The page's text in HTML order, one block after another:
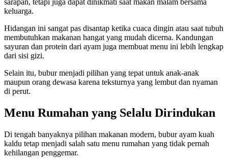
sarapan, tetapi juga dapat dinikmati saat makan malam bersama
keluarga.
Hidangan ini sangat pas disantap ketika cuaca dingin atau saat tubuh
membutuhkan makanan hangat yang mudah dicerna. Kandungan
sayuran dan protein dari ayam juga membuat menu ini lebih lengkap
dari sisi gizi.
Selain itu, bubur menjadi pilihan yang tepat untuk anak-anak
maupun orang dewasa karena teksturnya yang lembut dan nyaman
di perut.
Menu Rumahan yang Selalu Dirindukan
Di tengah banyaknya pilihan makanan modern, bubur ayam kuah
kaldu tetap menjadi salah satu menu rumahan yang tidak pernah
kehilangan penggemar.